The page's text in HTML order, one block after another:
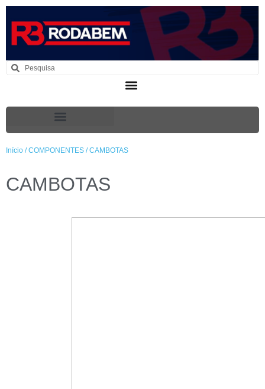
Início /COMPONENTES / CAMBOTAS
CAMBOTAS